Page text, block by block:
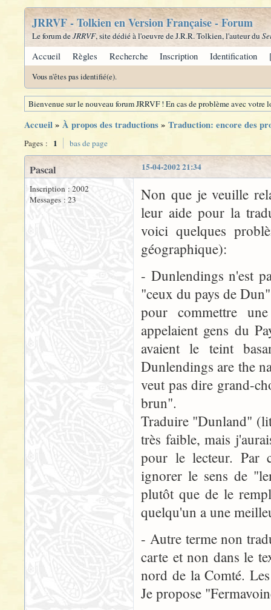
JRRVF - Tolkien en Version Française - Forum
Le forum deJRRVF, site dédié à l'oeuvre de J.R.R. Tolkien, l'auteur du
Accueil Règles Recherche Inscription Identification
Vous n'êtes pas identifié(e).
Bienvenue sur le nouveau forum JRRVF ! En cas de problème avec
Accueil» À propos des traductions» Traduction: encore des
Pages : 1 bas de page
15-04-2002 21:34
Pascal
Inscription : 2002
Messages : 23
Non que je veuille
leur aide pour la
voici quelques
géographique):
- Dunlendings n'est
"ceux du pays de
pour commettre
appelaient gens du
avaient le teint
Dunlendings are the
veut pas dire grand-
brun".
Traduire "Dunland"
très faible, mais
pour le lecteur. Par
ignorer le sens de
plutôt que de le
quelqu'un a une
- Autre terme non
carte et non dans le
nord de la Comté.
Je propose